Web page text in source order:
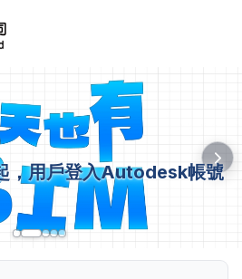
，用戶登入Autodesk帳號